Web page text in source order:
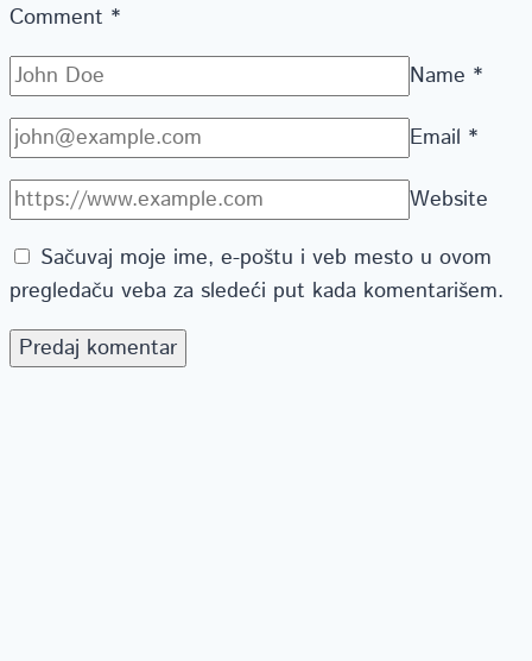
Comment *
Name *
Email *
Website
Sačuvaj moje ime, e-poštu i veb mesto u ovom
pregledaču veba za sledeći put kada komentarišem.